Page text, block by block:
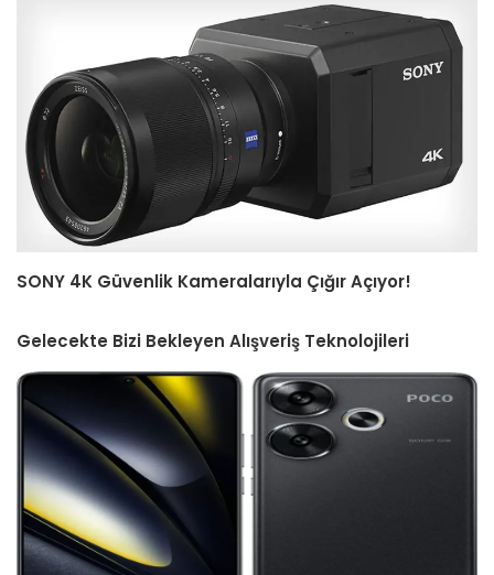
SONY 4K Güvenlik Kameralarıyla Çığır Açıyor!
Gelecekte Bizi Bekleyen Alışveriş Teknolojileri